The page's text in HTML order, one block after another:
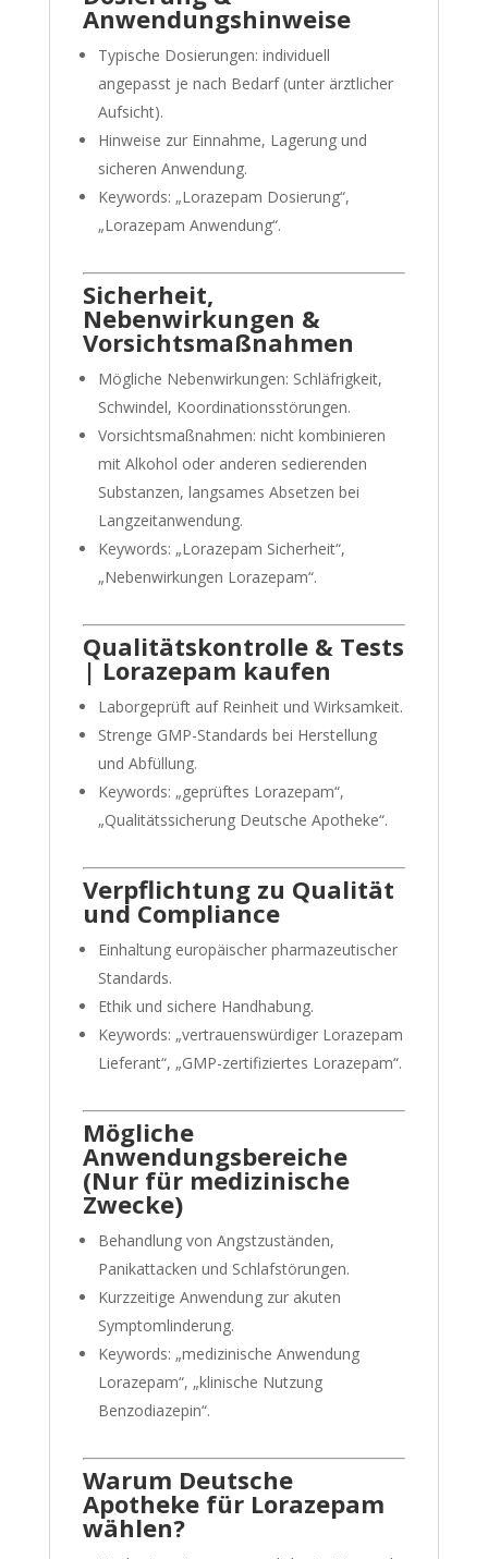
Anwendungshinweise
Typische Dosierungen: individuell
angepasst je nach Bedarf (unter ärztlicher
Aufsicht).
Hinweise zur Einnahme, Lagerung und
sicheren Anwendung.
Keywords: „Lorazepam Dosierung“,
„Lorazepam Anwendung“.
Sicherheit,
Nebenwirkungen &
Vorsichtsmaßnahmen
Mögliche Nebenwirkungen: Schläfrigkeit,
Schwindel, Koordinationsstörungen.
Vorsichtsmaßnahmen: nicht kombinieren
mit Alkohol oder anderen sedierenden
Substanzen, langsames Absetzen bei
Langzeitanwendung.
Keywords: „Lorazepam Sicherheit“,
„Nebenwirkungen Lorazepam“.
Qualitätskontrolle & Tests
| Lorazepam kaufen
Laborgeprüft auf Reinheit und Wirksamkeit.
Strenge GMP-Standards bei Herstellung
und Abfüllung.
Keywords: „geprüftes Lorazepam“,
„Qualitätssicherung Deutsche Apotheke“.
Verpflichtung zu Qualität
und Compliance
Einhaltung europäischer pharmazeutischer
Standards.
Ethik und sichere Handhabung.
Keywords: „vertrauenswürdiger Lorazepam
Lieferant“, „GMP-zertifiziertes Lorazepam“.
Mögliche
Anwendungsbereiche
(Nur für medizinische
Zwecke)
Behandlung von Angstzuständen,
Panikattacken und Schlafstörungen.
Kurzzeitige Anwendung zur akuten
Symptomlinderung.
Keywords: „medizinische Anwendung
Lorazepam“, „klinische Nutzung
Benzodiazepin“.
Warum Deutsche
Apotheke für Lorazepam
wählen?